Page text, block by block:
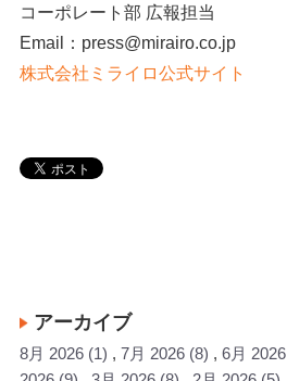
コーポレート部 広報担当
Email：press@mirairo.co.jp
株式会社ミライロ公式サイト
アーカイブ
8月 2026 (1) 7月 2026 (8) 6月 2026